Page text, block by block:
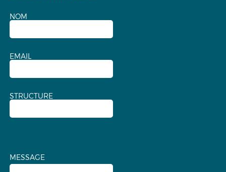
NOM
EMAIL
STRUCTURE
MESSAGE